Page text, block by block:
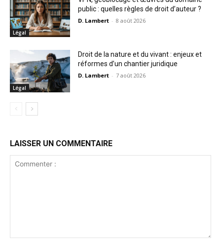
Légal
public : quelles règles de droit d’auteur ?
D. Lambert - 8 août 2026
Légal
Droit de la nature et du vivant : enjeux et
réformes d’un chantier juridique
D. Lambert - 7 août 2026
LAISSER UN COMMENTAIRE